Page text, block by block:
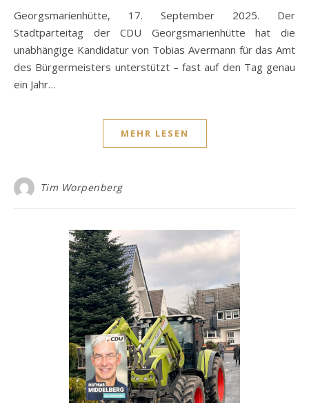
Georgsmarienhütte, 17. September 2025. Der
Stadtparteitag der CDU Georgsmarienhütte hat die
unabhängige Kandidatur von Tobias Avermann für das Amt
des Bürgermeisters unterstützt – fast auf den Tag genau
ein Jahr…
MEHR LESEN
Tim Worpenberg